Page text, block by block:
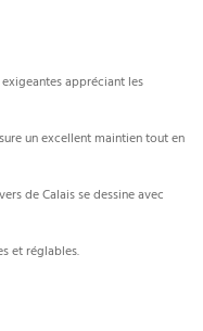
appréciant les
un excellent maintien tout en
de Calais se dessine avec
et réglables.